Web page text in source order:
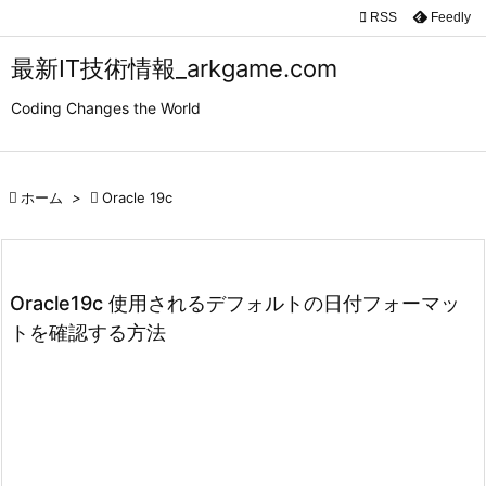
最新IT技術情報_arkgame.com
Coding Changes the World


 RSS Feedly
 ホーム >  Oracle 19c
Oracle19c 使用されるデフォルトの日付フォーマッ
トを確認する方法